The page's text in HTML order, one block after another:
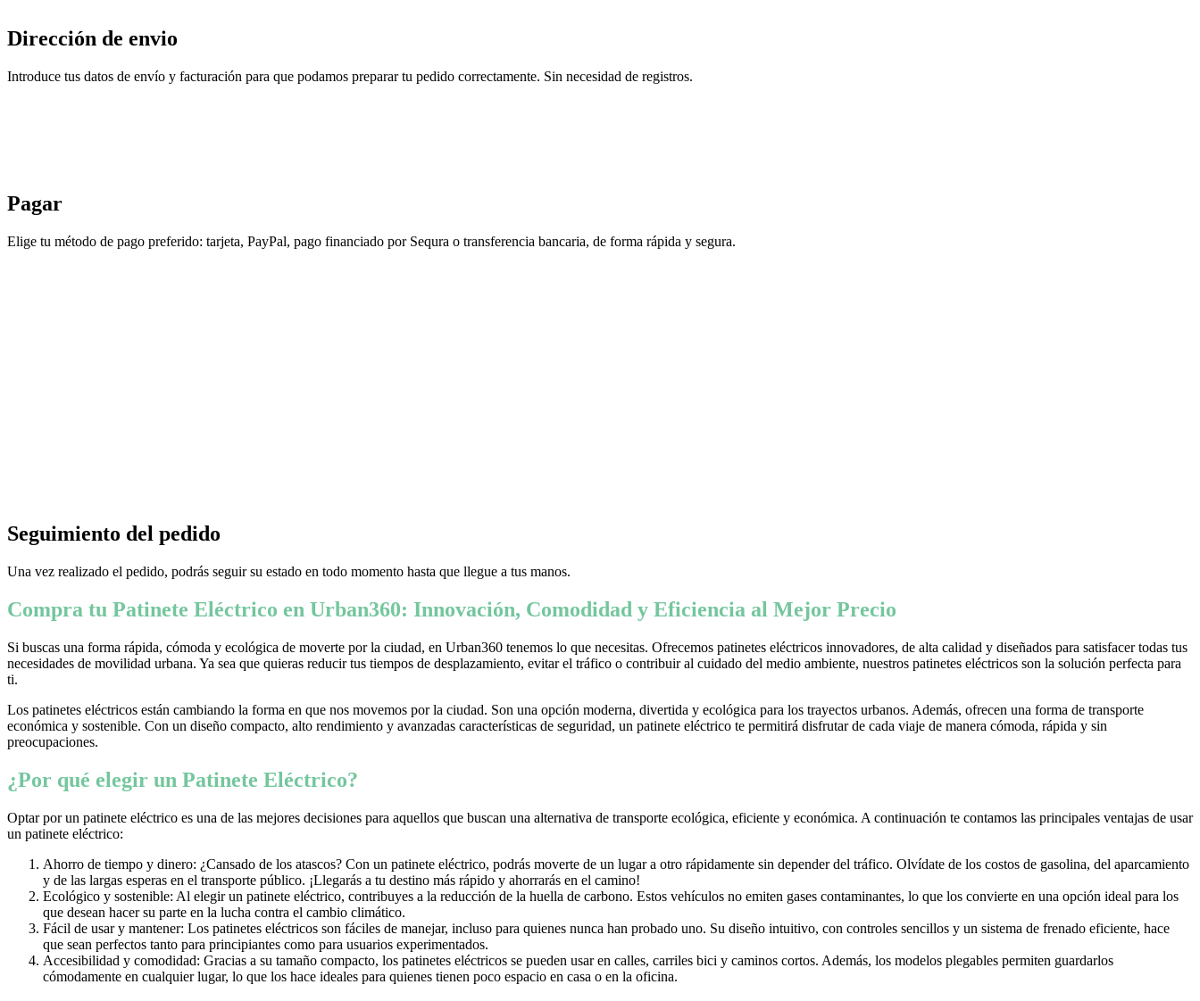
Dirección de envio
Introduce tus datos de envío y facturación para que podamos preparar tu pedido correctamente. Sin necesidad de registros.
Pagar
Elige tu método de pago preferido: tarjeta, PayPal, pago financiado por Sequra o transferencia bancaria, de forma rápida y segura.
Seguimiento del pedido
Una vez realizado el pedido, podrás seguir su estado en todo momento hasta que llegue a tus manos.
Compra tu Patinete Eléctrico en Urban360: Innovación, Comodidad y Eficiencia al Mejor Precio
Si buscas una forma rápida, cómoda y ecológica de moverte por la ciudad, en Urban360 tenemos lo que necesitas. Ofrecemos patinetes eléctricos innovadores, de alta calidad y diseñados para satisfacer todas tus
necesidades de movilidad urbana. Ya sea que quieras reducir tus tiempos de desplazamiento, evitar el tráfico o contribuir al cuidado del medio ambiente, nuestros patinetes eléctricos son la solución perfecta para
ti.
Los patinetes eléctricos están cambiando la forma en que nos movemos por la ciudad. Son una opción moderna, divertida y ecológica para los trayectos urbanos. Además, ofrecen una forma de transporte
económica y sostenible. Con un diseño compacto, alto rendimiento y avanzadas características de seguridad, un patinete eléctrico te permitirá disfrutar de cada viaje de manera cómoda, rápida y sin
preocupaciones.
¿Por qué elegir un Patinete Eléctrico?
Optar por un patinete eléctrico es una de las mejores decisiones para aquellos que buscan una alternativa de transporte ecológica, eficiente y económica. A continuación te contamos las principales ventajas de usar
un patinete eléctrico:
Ahorro de tiempo y dinero: ¿Cansado de los atascos? Con un patinete eléctrico, podrás moverte de un lugar a otro rápidamente sin depender del tráfico. Olvídate de los costos de gasolina, del aparcamiento
y de las largas esperas en el transporte público. ¡Llegarás a tu destino más rápido y ahorrarás en el camino!
Ecológico y sostenible: Al elegir un patinete eléctrico, contribuyes a la reducción de la huella de carbono. Estos vehículos no emiten gases contaminantes, lo que los convierte en una opción ideal para los
que desean hacer su parte en la lucha contra el cambio climático.
Fácil de usar y mantener: Los patinetes eléctricos son fáciles de manejar, incluso para quienes nunca han probado uno. Su diseño intuitivo, con controles sencillos y un sistema de frenado eficiente, hace
que sean perfectos tanto para principiantes como para usuarios experimentados.
Accesibilidad y comodidad: Gracias a su tamaño compacto, los patinetes eléctricos se pueden usar en calles, carriles bici y caminos cortos. Además, los modelos plegables permiten guardarlos
cómodamente en cualquier lugar, lo que los hace ideales para quienes tienen poco espacio en casa o en la oficina.